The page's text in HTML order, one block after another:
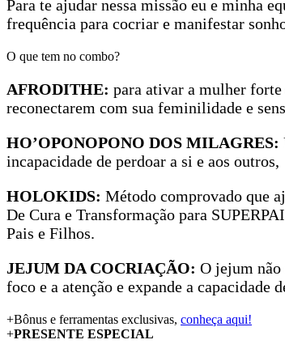
Para te ajudar nessa missão eu e minha
frequência para cocriar e manifestar
O que tem no combo?
AFRODITHE: para ativar a mulher
reconectarem com sua feminilidade e
HO’OPONOPONO DOS MILAGRES:
incapacidade de perdoar a si e aos outros,
HOLOKIDS: Método comprovado que
De Cura e Transformação para
Pais e Filhos.
JEJUM DA COCRIAÇÃO: O jejum não
foco e a atenção e expande a
+Bônus e ferramentas exclusivas, conheça aqui!
+PRESENTE ESPECIAL